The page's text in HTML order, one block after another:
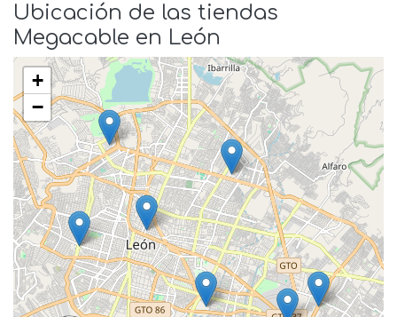
Ubicación de las tiendas
Megacable en León
+
−